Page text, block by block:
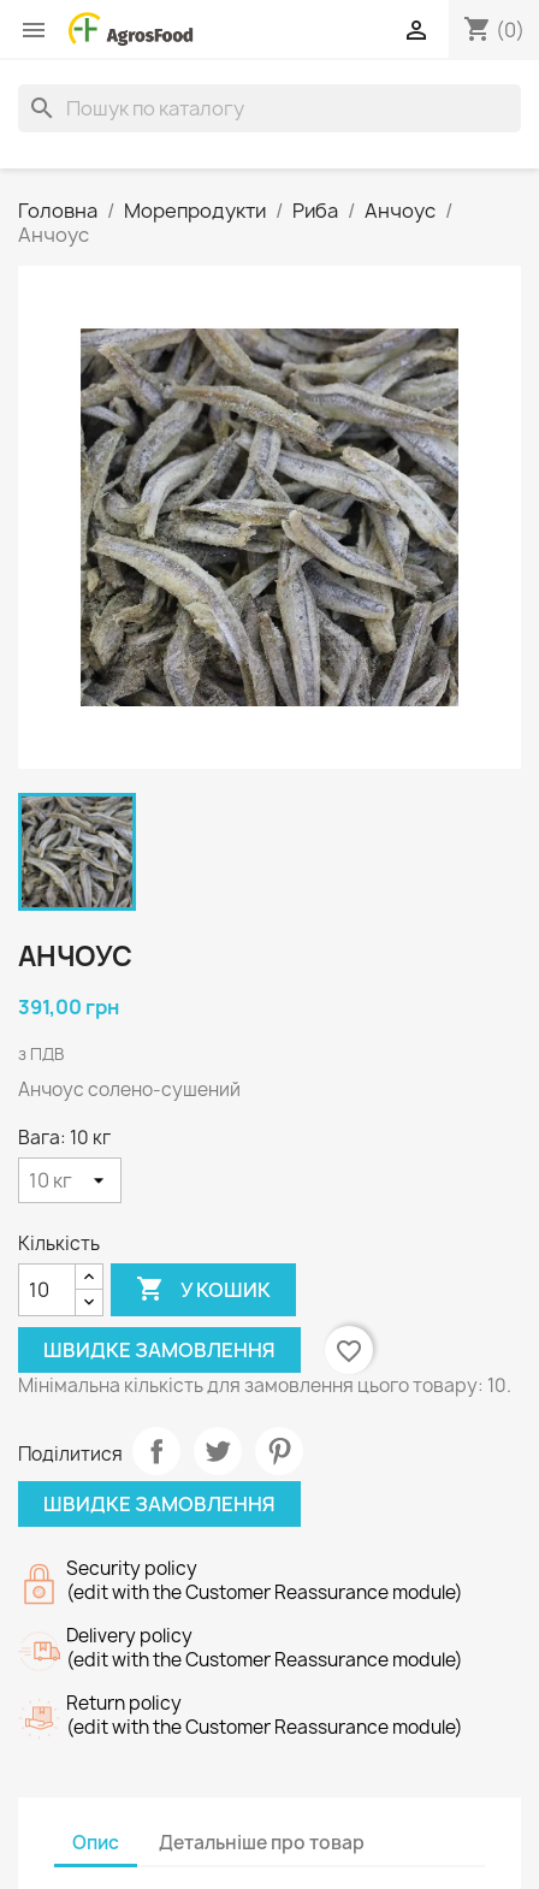
 shopping_cart (0)

search
Головна Морепродукти Риба
Анчоус
Анчоус
АНЧОУС
391,00 грн
з ПДВ
Анчоус солено-сушений
Вага: 10 кг
Кількість
 У КОШИК
ШВИДКЕ ЗАМОВЛЕННЯ favorite_border
Мінімальна кількість для замовлення цього товару: 10.
Поділитися
ШВИДКЕ ЗАМОВЛЕННЯ
Security policy
(edit with the Customer Reassurance module)
Delivery policy
(edit with the Customer Reassurance module)
Return policy
(edit with the Customer Reassurance module)
Опис Детальніше про товар